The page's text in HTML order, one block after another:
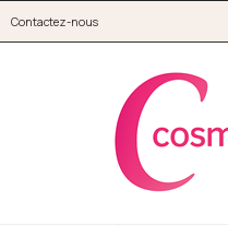
Contactez-nous